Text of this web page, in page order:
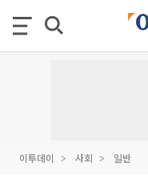
이투데이 사회 일반